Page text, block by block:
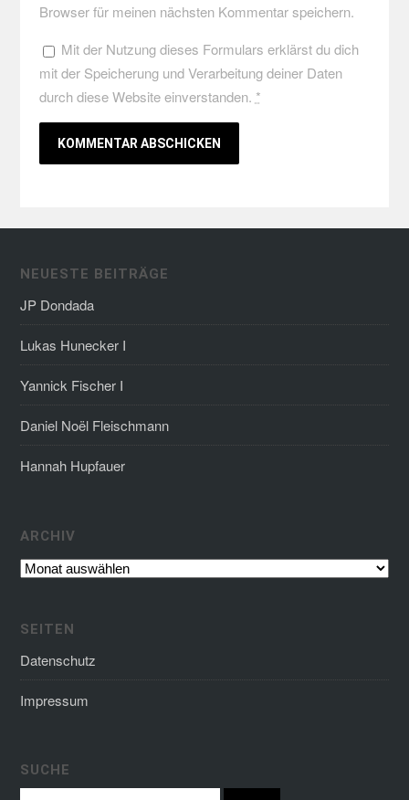
Browser für meinen nächsten Kommentar speichern.
Mit der Nutzung dieses Formulars erklärst du dich
mit der Speicherung und Verarbeitung deiner Daten
durch diese Website einverstanden. *
NEUESTE BEITRÄGE
JP Dondada
Lukas Hunecker I
Yannick Fischer I
Daniel Noël Fleischmann
Hannah Hupfauer
ARCHIV
SEITEN
Datenschutz
Impressum
SUCHE